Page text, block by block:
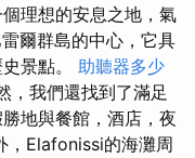
理想的安息之地，氣
爾群島的中心，它具
景點。 助聽器多少
，我們還找到了滿足
地與餐館，酒店，夜
，Elafonissi的海灘周